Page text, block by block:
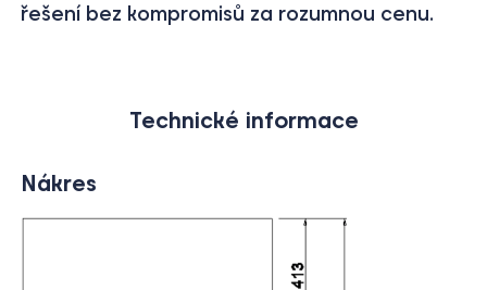
řešení bez kompromisů za rozumnou cenu.
Technické informace
Nákres